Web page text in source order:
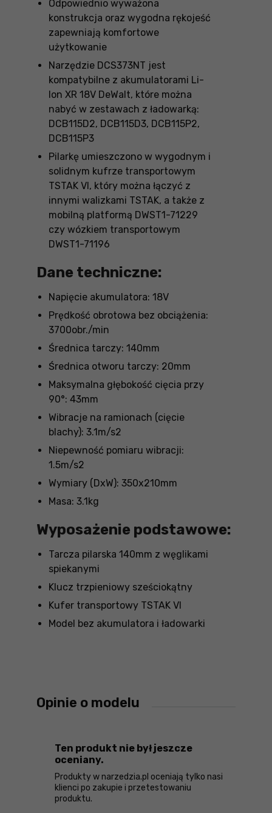
Odpowiednio wyważona
konstrukcja oraz wygodna rękojeść
zapewniają komfortowe
użytkowanie
Narzędzie DCS373NT jest
kompatybilne z akumulatorami Li-
Ion XR 18V DeWalt, które można
nabyć w zestawach z ładowarką:
DCB115D2, DCB115D3, DCB115P2,
DCB115P3
Pilarkę umieszczono w wygodnym i
solidnym kufrze transportowym
TSTAK VI, który można łączyć z
innymi walizkami TSTAK, a także z
mobilną platformą DWST1-71229
czy wózkiem transportowym
DWST1-71196
Dane techniczne:
Napięcie akumulatora: 18V
Prędkość obrotowa bez obciążenia:
3700obr./min
Średnica tarczy: 140mm
Średnica otworu tarczy: 20mm
Maksymalna głębokość cięcia przy
90°: 43mm
Wibracje na ramionach (cięcie
blachy): 3.1m/s2
Niepewność pomiaru wibracji:
1.5m/s2
Wymiary (DxW): 350x210mm
Masa: 3.1kg
Wyposażenie podstawowe:
Tarcza pilarska 140mm z węglikami
spiekanymi
Klucz trzpieniowy sześciokątny
Kufer transportowy TSTAK VI
Model bez akumulatora i ładowarki
Opinie o modelu
Ten produkt nie był jeszcze
oceniany.
Produkty w narzedzia.pl oceniają tylko nasi
klienci po zakupie i przetestowaniu
produktu.